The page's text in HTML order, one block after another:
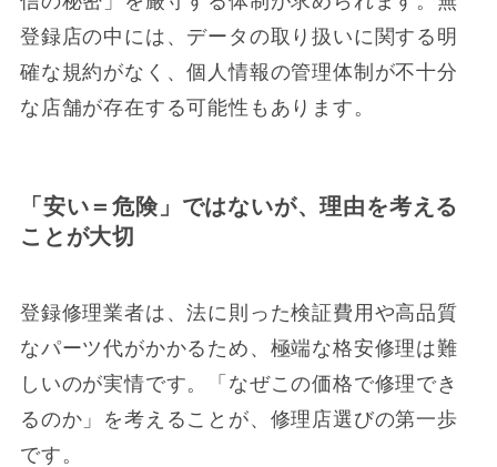
登録店の中には、データの取り扱いに関する明
確な規約がなく、個人情報の管理体制が不十分
な店舗が存在する可能性もあります。
「安い＝危険」ではないが、理由を考える
ことが大切
登録修理業者は、法に則った検証費用や高品質
なパーツ代がかかるため、極端な格安修理は難
しいのが実情です。「なぜこの価格で修理でき
るのか」を考えることが、修理店選びの第一歩
です。